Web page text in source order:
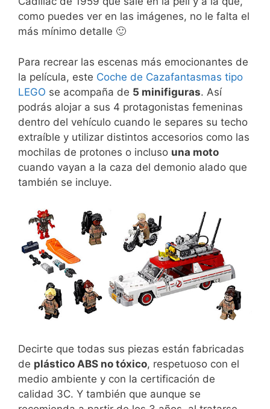
como puedes ver en las imágenes, no le falta el
más mínimo detalle 🙂
Para recrear las escenas más emocionantes de
la película, este Coche de Cazafantasmas tipo
LEGO se acompaña de 5 minifiguras. Así
podrás alojar a sus 4 protagonistas femeninas
dentro del vehículo cuando le separes su techo
extraíble y utilizar distintos accesorios como las
mochilas de protones o incluso una moto
cuando vayan a la caza del demonio alado que
también se incluye.
Decirte que todas sus piezas están fabricadas
de plástico ABS no tóxico, respetuoso con el
medio ambiente y con la certificación de
calidad 3C. Y también que aunque se